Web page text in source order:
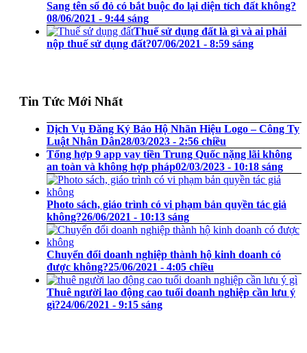
Sang tên sổ đỏ có bắt buộc đo lại diện tích đất không?
08/06/2021 - 9:44 sáng
Thuế sử dụng đất là gì và ai phải
nộp thuế sử dụng đất?07/06/2021 - 8:59 sáng
Tin Tức Mới Nhất
Dịch Vụ Đăng Ký Bảo Hộ Nhãn Hiệu Logo – Công Ty
Luật Nhân Dân28/03/2023 - 2:56 chiều
Tổng hợp 9 app vay tiền Trung Quốc nặng lãi không
an toàn và không hợp pháp02/03/2023 - 10:18 sáng
Photo sách, giáo trình có vi phạm bản quyền tác giả
không?26/06/2021 - 10:13 sáng
Chuyển đổi doanh nghiệp thành hộ kinh doanh có
được không?25/06/2021 - 4:05 chiều
Thuê người lao động cao tuổi doanh nghiệp cần lưu ý
gì?24/06/2021 - 9:15 sáng